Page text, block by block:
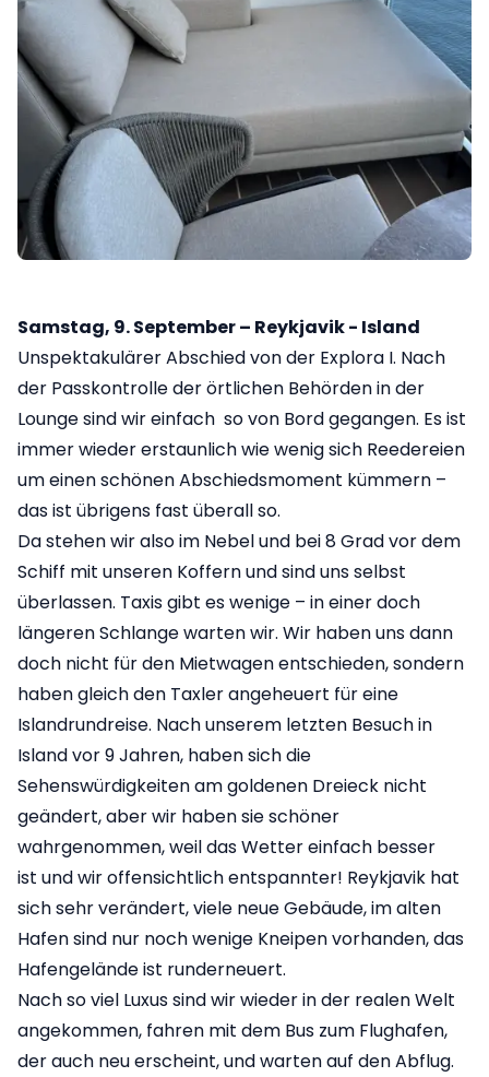
Samstag, 9. September – Reykjavik - Island
Unspektakulärer Abschied von der Explora I. Nach
der Passkontrolle der örtlichen Behörden in der
Lounge sind wir einfach so von Bord gegangen. Es ist
immer wieder erstaunlich wie wenig sich Reedereien
um einen schönen Abschiedsmoment kümmern –
das ist übrigens fast überall so.
Da stehen wir also im Nebel und bei 8 Grad vor dem
Schiff mit unseren Koffern und sind uns selbst
überlassen. Taxis gibt es wenige – in einer doch
längeren Schlange warten wir. Wir haben uns dann
doch nicht für den Mietwagen entschieden, sondern
haben gleich den Taxler angeheuert für eine
Islandrundreise. Nach unserem letzten Besuch in
Island vor 9 Jahren, haben sich die
Sehenswürdigkeiten am goldenen Dreieck nicht
geändert, aber wir haben sie schöner
wahrgenommen, weil das Wetter einfach besser
ist und wir offensichtlich entspannter! Reykjavik hat
sich sehr verändert, viele neue Gebäude, im alten
Hafen sind nur noch wenige Kneipen vorhanden, das
Hafengelände ist runderneuert.
Nach so viel Luxus sind wir wieder in der realen Welt
angekommen, fahren mit dem Bus zum Flughafen,
der auch neu erscheint, und warten auf den Abflug.